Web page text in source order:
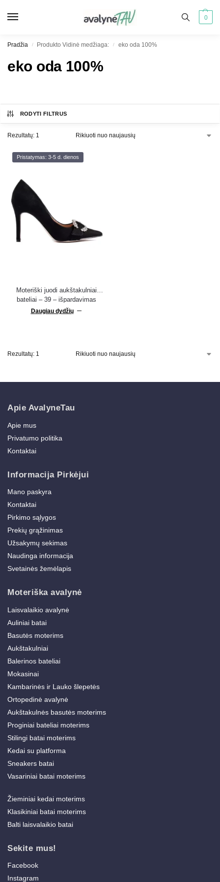
0
Pradžia / Produkto Vidinė medžiaga: / eko oda 100%
eko oda 100%
RODYTI FILTRUS
Rezultatų: 1
Pristatymas: 3-5 d. dienos
Moteriški juodi aukštakulniai
bateliai – 39 – išpardavimas
Daugiau dydžių
Rezultatų: 1
Apie AvalyneTau
Apie mus
Privatumo politika
Kontaktai
Informacija Pirkėjui
Mano paskyra
Kontaktai
Pirkimo sąlygos
Prekių grąžinimas
Užsakymų sekimas
Naudinga informacija
Svetainės žemėlapis
Moteriška avalynė
Laisvalaikio avalynė
Auliniai batai
Basutės moterims
Aukštakulniai
Balerinos bateliai
Mokasinai
Kambarinės ir Lauko šlepetės
Ortopedinė avalynė
Aukštakulnės basutės moterims
Proginiai bateliai moterims
Stilingi batai moterims
Kedai su platforma
Sneakers batai
Vasariniai batai moterims
Žieminiai kedai moterims
Klasikiniai batai moterims
Balti laisvalaikio batai
Sekite mus!
Facebook
Instagram